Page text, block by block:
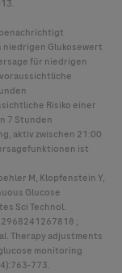
Glukosewert
für niedrigen
Risiko einer
7 Stunden
aktiv zwischen 21:00
ist
M, Klopfenstein Y,
Glucose
Sci Technol.
;
Therapy adjustments
monitoring
773.